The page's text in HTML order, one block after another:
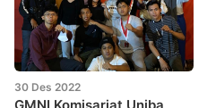
30 Des 2022